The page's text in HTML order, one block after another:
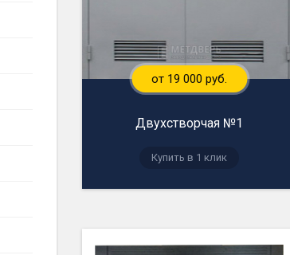
от 19 000 руб.
Двухстворчая №1
Купить в 1 клик